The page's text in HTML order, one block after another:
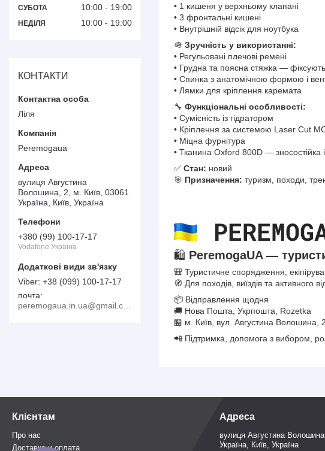
• 1 кишеня у верхньому клапані
• 3 фронтальні кишені
• Внутрішній відсік для ноутбука
🪖 Зручність у використанні:
• Регульовані плечові ремені
• Грудна та поясна стяжка —
• Спинка з анатомічною формою і
• Лямки для кріплення каремата
🔧 Функціональні особливості:
• Сумісність із гідратором
• Кріплення за системою Laser Cut
• Міцна фурнітура
• Тканина Oxford 800D — зносостійка
✅ Стан: новий
🎯 Призначення: туризм, походи,
🛍️ PeremogaUA —
🎒 Туристичне спорядження,
🧭 Для походів, виїздів та активного
📦 Відправлення щодня
🚚 Нова Пошта, Укрпошта, Rozetka
🏪 м. Київ, вул. Августина Волошина, 2
📲 Підтримка, допомога з вибором,
СУБОТА 10:00 19:00
НЕДІЛЯ 10:00 19:00
КОНТАКТИ
Ліля
Peremogaua
вулиця Августина
Волошина, 2, м. Київ, 03061
Україна, Київ, Україна
+380 (99) 100-17-17
Vodafone Україна
+38 (099) 100-17-17
почта
Клієнтам
Про нас
Доставка и оплата
Адреса
вулиця Августина
Україна, Київ, Україна